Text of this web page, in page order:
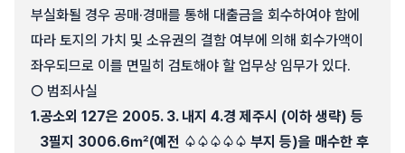
부실화될 경우 공매·경매를 통해 대출금을 회수하여야 함에
따라 토지의 가치 및 소유권의 결함 여부에 의해 회수가액이
좌우되므로 이를 면밀히 검토해야 할 업무상 임무가 있다.
○ 범죄사실
1.공소외 127은 2005. 3. 내지 4.경 제주시 (이하 생략) 등
3필지 3006.6㎡(예전 ♤♤♤♤♤ 부지 등)을 매수한 후